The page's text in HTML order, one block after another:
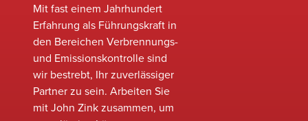
Mit fast einem Jahrhundert
Erfahrung als Führungskraft in
den Bereichen Verbrennungs-
und Emissionskontrolle sind
wir bestrebt, Ihr zuverlässiger
Partner zu sein. Arbeiten Sie
mit John Zink zusammen, um